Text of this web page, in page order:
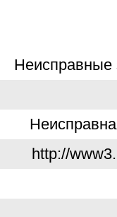
Неисправные
http://